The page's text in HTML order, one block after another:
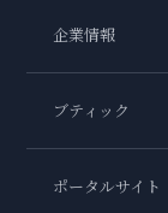
企業情報
ブティック
ポータルサイト